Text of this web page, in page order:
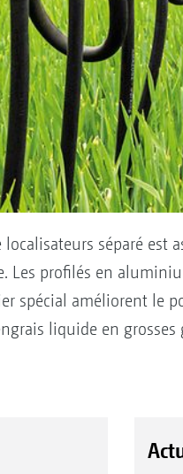
séparé est
Les profilés en
spécial améliorent le
liquide en